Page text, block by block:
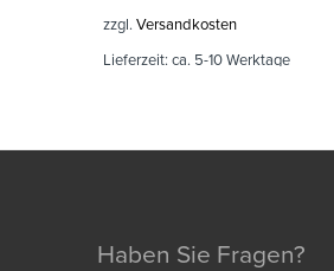
zzgl. Versandkosten
Lieferzeit: ca. 5-10 Werktage
Haben Sie Fragen?